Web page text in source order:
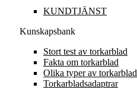
KUNDTJÄNST
Kunskapsbank
Stort test av torkarblad
Fakta om torkarblad
Olika typer av torkarblad
Torkarbladsadaptrar